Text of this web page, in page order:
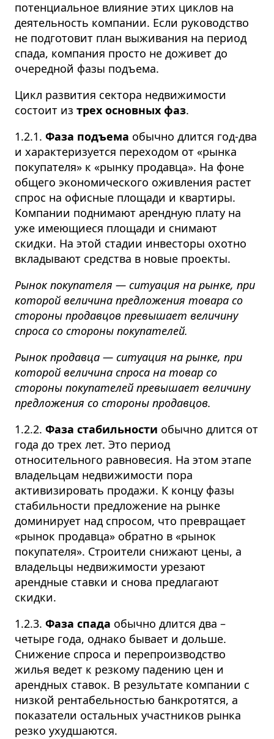
потенциальное влияние этих циклов на
деятельность компании. Если руководство
не подготовит план выживания на период
спада, компания просто не доживет до
очередной фазы подъема.
Цикл развития сектора недвижимости
состоит из трех основных фаз.
1.2.1. Фаза подъема обычно длится год-два
и характеризуется переходом от «рынка
покупателя» к «рынку продавца». На фоне
общего экономического оживления растет
спрос на офисные площади и квартиры.
Компании поднимают арендную плату на
уже имеющиеся площади и снимают
скидки. На этой стадии инвесторы охотно
вкладывают средства в новые проекты.
Рынок покупателя — ситуация на рынке, при
которой величина предложения товара со
стороны продавцов превышает величину
спроса со стороны покупателей.
Рынок продавца — ситуация на рынке, при
которой величина спроса на товар со
стороны покупателей превышает величину
предложения со стороны продавцов.
1.2.2. Фаза стабильности обычно длится от
года до трех лет. Это период
относительного равновесия. На этом этапе
владельцам недвижимости пора
активизировать продажи. К концу фазы
стабильности предложение на рынке
доминирует над спросом, что превращает
«рынок продавца» обратно в «рынок
покупателя». Строители снижают цены, а
владельцы недвижимости урезают
арендные ставки и снова предлагают
скидки.
1.2.3. Фаза спада обычно длится два –
четыре года, однако бывает и дольше.
Снижение спроса и перепроизводство
жилья ведет к резкому падению цен и
арендных ставок. В результате компании с
низкой рентабельностью банкротятся, а
показатели остальных участников рынка
резко ухудшаются.